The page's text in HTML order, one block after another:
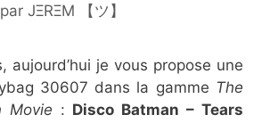
par JΞRΞM 【ツ】
aujourd’hui je vous propose une
30607 dans la gamme The
Movie : Disco Batman – Tears